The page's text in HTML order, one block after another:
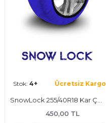
Stok: 4+ Ücretsiz Kargo
450,00 TL